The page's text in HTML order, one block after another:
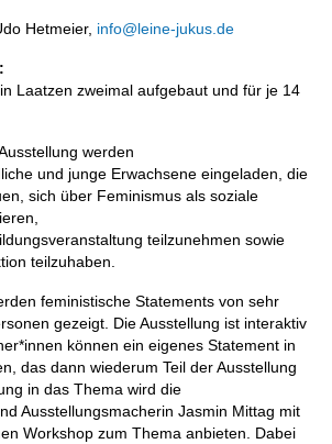
Hetmeier, info@leine-jukus.de
Laatzen zweimal aufgebaut und für je 14
werden
und junge Erwachsene eingeladen, die
sich über Feminismus als soziale
teilzunehmen sowie
teilzuhaben.
feministische Statements von sehr
gezeigt. Die Ausstellung ist interaktiv
können ein eigenes Statement in
das dann wiederum Teil der Ausstellung
in das Thema wird die
Ausstellungsmacherin Jasmin Mittag mit
Workshop zum Thema anbieten. Dabei